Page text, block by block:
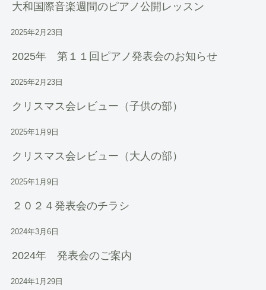
大和国際音楽週間のピアノ公開レッスン
2025年2月23日
2025年 第１１回ピアノ発表会のお知らせ
2025年2月23日
クリスマス会レビュー（子供の部）
2025年1月9日
クリスマス会レビュー（大人の部）
2025年1月9日
２０２４発表会のチラシ
2024年3月6日
2024年 発表会のご案内
2024年1月29日